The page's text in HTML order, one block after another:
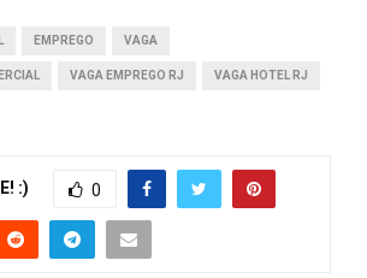
EMPREGO VAGA
VAGA EMPREGO RJ VAGA HOTEL RJ
:) 0